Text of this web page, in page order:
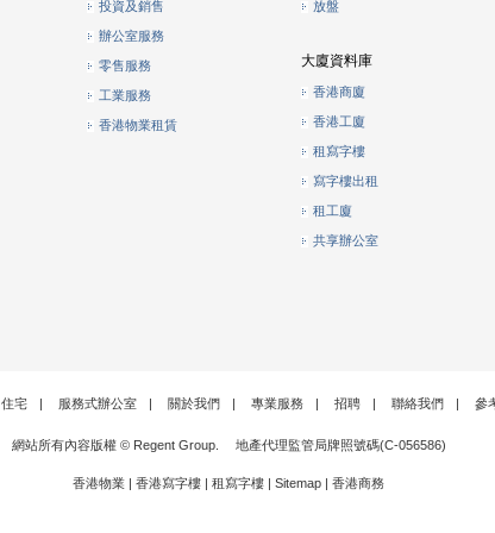
投資及銷售
辦公室服務
零售服務
工業服務
香港物業租賃
放盤
大廈資料庫
香港商廈
香港工廈
租寫字樓
寫字樓出租
租工廈
共享辦公室
住宅 | 服務式辦公室 | 關於我們 | 專業服務 | 招聘 | 聯絡我們 | 參
網站所有內容版權 © Regent Group. 地產代理監管局牌照號碼(C-056586)
香港物業 | 香港寫字樓 | 租寫字樓 | Sitemap | 香港商務